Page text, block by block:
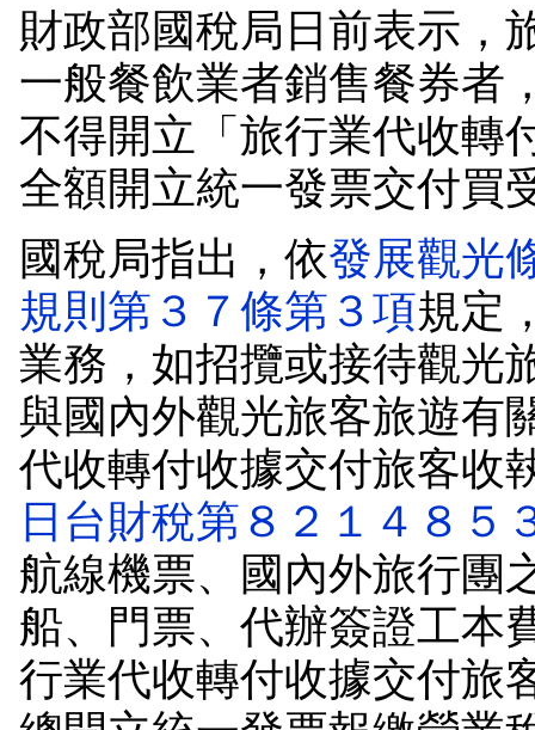
財政部國稅局日前表示，
一般餐飲業者銷售餐券者
不得開立「旅行業代收轉
全額開立統一發票交付買
國稅局指出，依發展觀光
規則第３７條第３項規定
業務，如招攬或接待觀光
與國內外觀光旅客旅遊有
代收轉付收據交付旅客收
日台財稅第８２１４８５
航線機票、國內外旅行團
船、門票、代辦簽證工本
行業代收轉付收據交付旅